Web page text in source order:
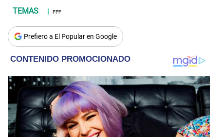
FPF
Prefiero a El Popular en Google